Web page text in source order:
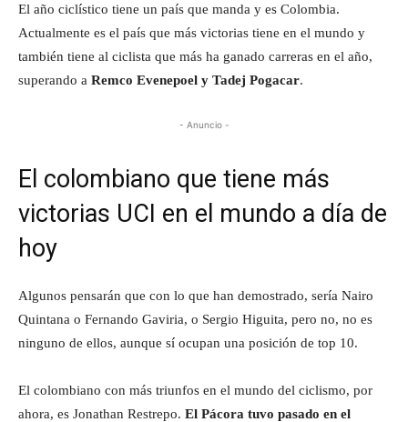
El año ciclístico tiene un país que manda y es Colombia.
Actualmente es el país que más victorias tiene en el mundo y
también tiene al ciclista que más ha ganado carreras en el año,
superando a Remco Evenepoel y Tadej Pogacar.
- Anuncio -
El colombiano que tiene más
victorias UCI en el mundo a día de
hoy
Algunos pensarán que con lo que han demostrado, sería Nairo
Quintana o Fernando Gaviria, o Sergio Higuita, pero no, no es
ninguno de ellos, aunque sí ocupan una posición de top 10.
El colombiano con más triunfos en el mundo del ciclismo, por
ahora, es Jonathan Restrepo. El Pácora tuvo pasado en el